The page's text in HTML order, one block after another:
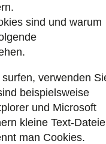
sind und warum
verwenden
beispielsweise
und Microsoft
kleine Text-
man Cookies.